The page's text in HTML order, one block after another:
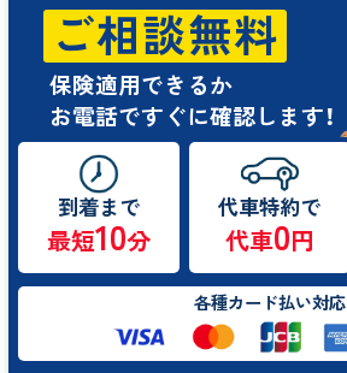
ご相談無料
保険適用できるか
お電話ですぐに確認します！
到着まで
最短10分
代車特約で
代車0円
各種カード払い対応